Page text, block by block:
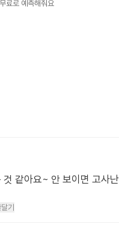
료로 예측해줘요
같아요~ 안 보이면 고사
기